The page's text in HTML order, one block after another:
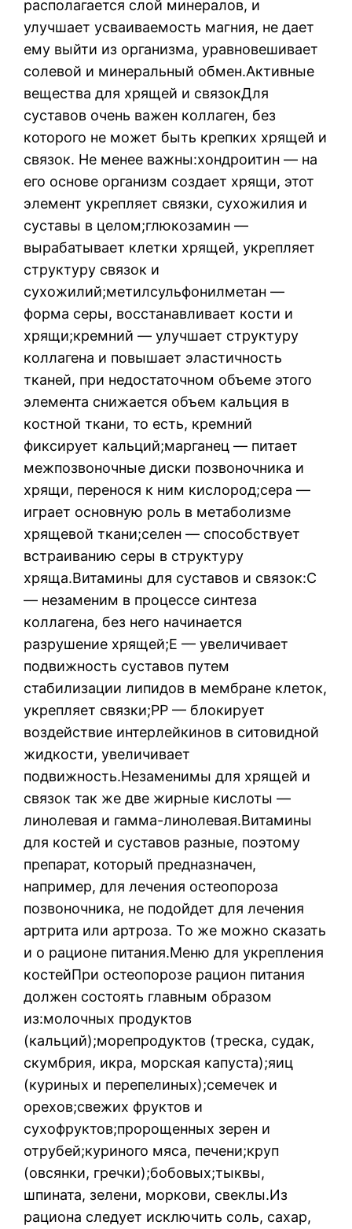
располагается слой минералов, и
улучшает усваиваемость магния, не дает
ему выйти из организма, уравновешивает
солевой и минеральный обмен.Активные
вещества для хрящей и связокДля
суставов очень важен коллаген, без
которого не может быть крепких хрящей и
связок. Не менее важны:хондроитин — на
его основе организм создает хрящи, этот
элемент укрепляет связки, сухожилия и
суставы в целом;глюкозамин —
вырабатывает клетки хрящей, укрепляет
структуру связок и
сухожилий;метилсульфонилметан —
форма серы, восстанавливает кости и
хрящи;кремний — улучшает структуру
коллагена и повышает эластичность
тканей, при недостаточном объеме этого
элемента снижается объем кальция в
костной ткани, то есть, кремний
фиксирует кальций;марганец — питает
межпозвоночные диски позвоночника и
хрящи, перенося к ним кислород;сера —
играет основную роль в метаболизме
хрящевой ткани;селен — способствует
встраиванию серы в структуру
хряща.Витамины для суставов и связок:С
— незаменим в процессе синтеза
коллагена, без него начинается
разрушение хрящей;Е — увеличивает
подвижность суставов путем
стабилизации липидов в мембране клеток,
укрепляет связки;РР — блокирует
воздействие интерлейкинов в ситовидной
жидкости, увеличивает
подвижность.Незаменимы для хрящей и
связок так же две жирные кислоты —
линолевая и гамма-линолевая.Витамины
для костей и суставов разные, поэтому
препарат, который предназначен,
например, для лечения остеопороза
позвоночника, не подойдет для лечения
артрита или артроза. То же можно сказать
и о рационе питания.Меню для укрепления
костейПри остеопорозе рацион питания
должен состоять главным образом
из:молочных продуктов
(кальций);морепродуктов (треска, судак,
скумбрия, икра, морская капуста);яиц
(куриных и перепелиных);семечек и
орехов;свежих фруктов и
сухофруктов;пророщенных зерен и
отрубей;куриного мяса, печени;круп
(овсянки, гречки);бобовых;тыквы,
шпината, зелени, моркови, свеклы.Из
рациона следует исключить соль, сахар,